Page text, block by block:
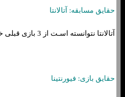
حقایق مسابقه: آتالانتا
آتالانتا نتوانسته اسـت از 3 بازی قبلی خانگی خود، یکی برنده شود.
حقایق بازی: فیورنتینا